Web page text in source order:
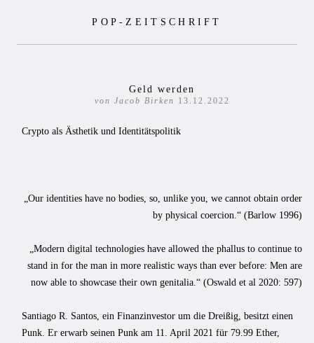
POP-ZEITSCHRIFT
Geld werden
von Jacob Birken 13.12.2022
Crypto als Ästhetik und Identitätspolitik
„Our identities have no bodies, so, unlike you, we cannot obtain order
by physical coercion.“ (Barlow 1996)
„Modern digital technologies have allowed the phallus to continue to
stand in for the man in more realistic ways than ever before: Men are
now able to showcase their own genitalia.“ (Oswald et al 2020: 597)
Santiago R. Santos, ein Finanzinvestor um die Dreißig, besitzt einen
Punk. Er erwarb seinen Punk am 11. April 2021 für 79.99 Ether,